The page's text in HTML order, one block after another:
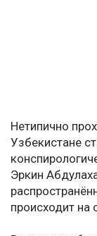
Нетипично
Узбекистане
Эркин
происходит на